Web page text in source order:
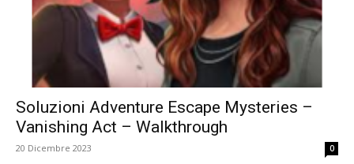
Soluzioni Adventure Escape Mysteries –
Vanishing Act – Walkthrough
20 Dicembre 2023 0